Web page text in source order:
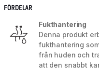
FÖRDELAR
Fukthantering
Denna produkt
fukthantering
från huden och
att den snabbt